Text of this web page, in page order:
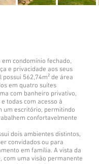
em condomínio fechado,
e privacidade aos seus
562,74m² de área
em quatro suítes
com banheiro privativo,
todas com acesso à
um escritório, permitindo
confortavelmente
dois ambientes distintos,
convidados ou para
em família. A vista da
com uma visão permanente